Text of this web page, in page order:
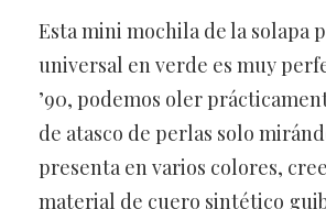
Esta mini mochila de la solapa
universal en verde es muy
’90, podemos oler
de atasco de perlas solo
presenta en varios colores,
material de cuero sintético